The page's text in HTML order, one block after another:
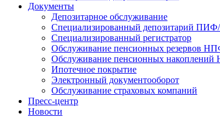
Документы
Депозитарное обслуживание
Специализированный депозитарий
Специализированный регистратор
Обслуживание пенсионных резервов
Обслуживание пенсионных
Ипотечное покрытие
Электронный документооборот
Обслуживание страховых компаний
Пресс-центр
Новости